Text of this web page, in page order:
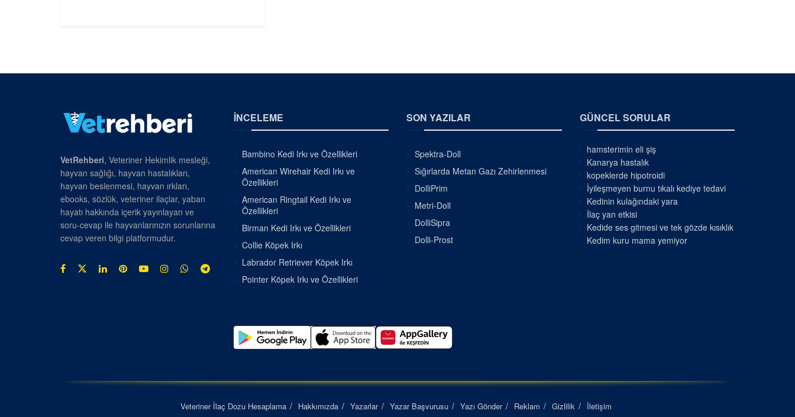
VetRehberi, Veteriner Hekimlik mesleği,
hayvan sağlığı, hayvan hastalıkları,
hayvan beslenmesi, hayvan ırkları,
ebooks, sözlük, veteriner ilaçlar, yaban
hayatı hakkında içerik yayınlayan ve
soru-cevap ile hayvanlarınızın sorunlarına
cevap veren bilgi platformudur.
İNCELEME
Bambino Kedi Irkı ve Özellikleri
American Wirehair Kedi Irkı ve
Özellikleri
American Ringtail Kedi Irkı ve
Özellikleri
Birman Kedi Irkı ve Özellikleri
Collie Köpek Irkı
Labrador Retriever Köpek Irkı
Pointer Köpek Irkı ve Özellikleri
SON YAZILAR
Spektra-Doll
Sığırlarda Metan Gazı Zehirlenmesi
DolliPrim
Metri-Doll
DolliSipra
Dolli-Prost
GÜNCEL SORULAR
hamsterimin eli şiş
Kanarya hastalık
kopeklerde hipotroidi
İyileşmeyen burnu tıkalı kediye tedavi
Kedinin kulağındaki yara
İlaç yan etkisi
Kedide ses gitmesi ve tek gözde kısıklık
Kedim kuru mama yemiyor
Veteriner İlaç Dozu Hesaplama Hakkımızda Yazarlar Yazar Başvurusu Yazı Gönder Reklam Gizlilik İletişim